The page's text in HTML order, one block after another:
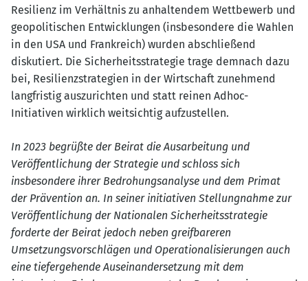
Resilienz im Verhältnis zu anhaltendem Wettbewerb und
geopolitischen Entwicklungen (insbesondere die Wahlen
in den USA und Frankreich) wurden abschließend
diskutiert. Die Sicherheitsstrategie trage demnach dazu
bei, Resilienzstrategien in der Wirtschaft zunehmend
langfristig auszurichten und statt reinen Adhoc-
Initiativen wirklich weitsichtig aufzustellen.
In 2023 begrüßte der Beirat die Ausarbeitung und
Veröffentlichung der Strategie und schloss sich
insbesondere ihrer Bedrohungsanalyse und dem Primat
der Prävention an. In seiner initiativen Stellungnahme zur
Veröffentlichung der Nationalen Sicherheitsstrategie
forderte der Beirat jedoch neben greifbareren
Umsetzungsvorschlägen und Operationalisierungen auch
eine tiefergehende Auseinandersetzung mit dem